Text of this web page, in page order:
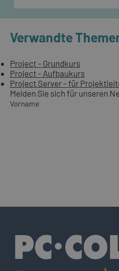
Verwandte
Project - Grundkurs
Project - Aufbaukurs
Project Server - für
Melden Sie sich für unseren
Vorname